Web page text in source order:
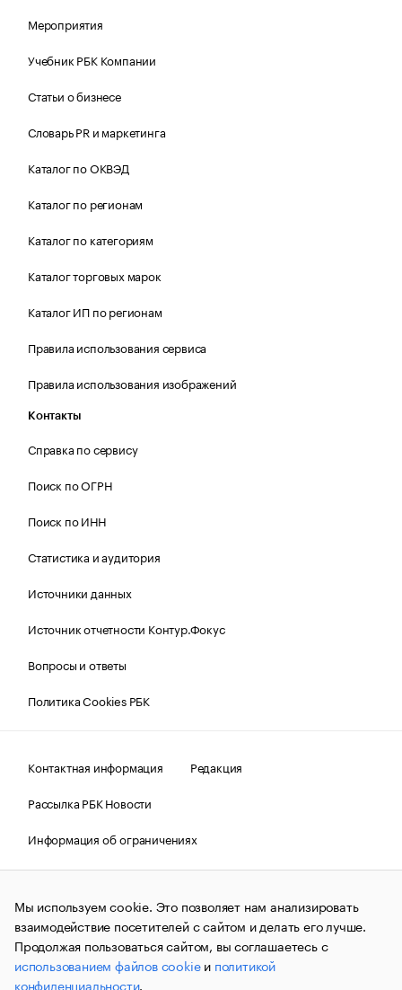
Мероприятия
Учебник РБК Компании
Статьи о бизнесе
Словарь PR и маркетинга
Каталог по ОКВЭД
Каталог по регионам
Каталог по категориям
Каталог торговых марок
Каталог ИП по регионам
Правила использования сервиса
Правила использования изображений
Контакты
Справка по сервису
Поиск по ОГРН
Поиск по ИНН
Статистика и аудитория
Источники данных
Источник отчетности Контур.Фокус
Вопросы и ответы
Политика Cookies РБК
Контактная информация
Редакция
Рассылка РБК Новости
Информация об ограничениях
Правовая информация
О соблюдении авторских прав
© АО «РОСБИЗНЕСКОНСАЛТИНГ»,1995–2026.Сообщения
и материалы информационного агентства «РБК»
(зарегистрировано Федеральной службой по надзору в сфере
связи, информационных технологий и массовых
коммуникаций (Роскомнадзор) 09.12.2015 за номером ИА
№ФС77-63848) сопровождаются пометкой «РБК». Отдельные
Мы используем cookie. Это позволяет нам анализировать
взаимодействие посетителей с сайтом и делать его лучше.
Продолжая пользоваться сайтом, вы соглашаетесь с
использованием файлов cookieи политикой
конфиденциальности.